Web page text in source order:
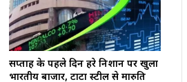
सप्ताह के पहले दिन हरे निशान पर खुला
भारतीय बाजार, टाटा स्टील से मारुति